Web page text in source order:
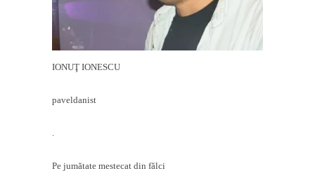
IONUŢ IONESCU
paveldanist
.
Pe jumătate mestecat din fălci